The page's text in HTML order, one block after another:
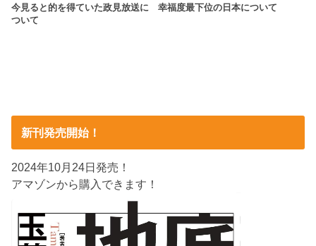
今見ると的を得ていた政見放送に
ついて
幸福度最下位の日本について
新刊発売開始！
2024年10月24日発売！
アマゾンから購入できます！